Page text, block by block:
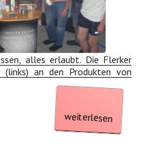
alles erlaubt. Die Flerker
(links) an den Produkten von
„Gesundheit
und
weiterlesen